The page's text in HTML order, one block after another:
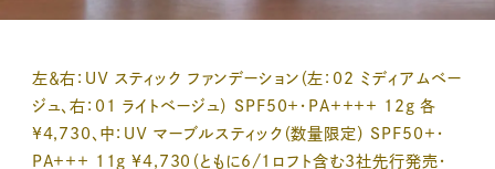
左＆右：ＵＶ スティック ファンデーション（左：02 ミディアムベー
ジュ、右：01 ライトベージュ） SPF50+・PA++++ 12g 各
¥4,730、中：ＵＶ マーブルスティック（数量限定） SPF50+・
PA+++ 11g ¥4,730（ともに6/1ロフト含む3社先行発売・